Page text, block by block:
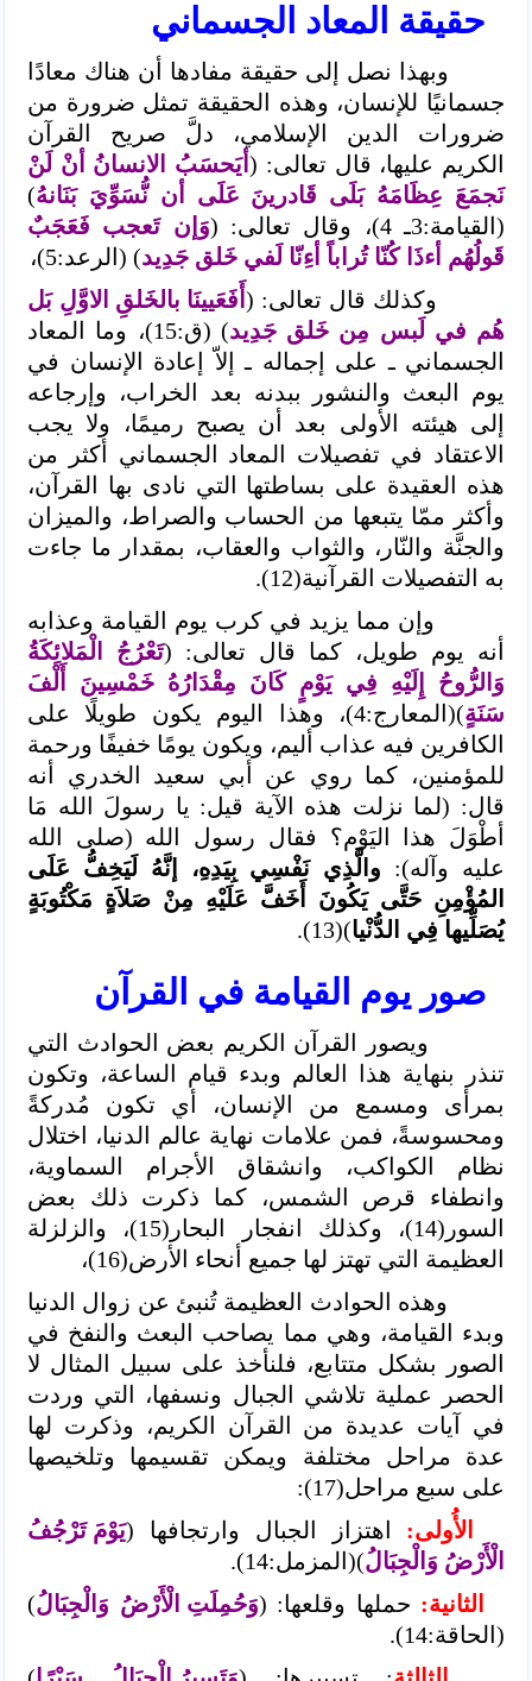
حقيقة المعاد الجسماني
وبهذا نصل إلى حقيقة مفادها أن هناك معادًا
جسمانيًا للإنسان، وهذه الحقيقة تمثل ضرورة من
ضرورات الدين الإسلامي، دلَّ صريح القرآن
الكريم عليها، قال تعالى: (أيَحسَبُ الانسانُ أنْ لَنْ
نَجمَعَ عِظَامَهُ بَلَى قَادرينَ عَلَى أن نُّسَوِّيَ بَنَانهُ)
(القيامة:3ـ 4)، وقال تعالى: (
وَإن تَعجب فَعَجَبٌ
قَولُهُم أءذَا كُنّا تُراباً أءِنّا لَفي خَلق جَدِيد) (الرعد:5)،
وكذلك قال تعالى: (أَفَعَيينَا بالخَلقِ الاوَّلِ بَل
هُم في لَبس مِن خَلق جَدِيد
) (ق:15)، وما المعاد
الجسماني ـ على إجماله ـ إلاّ إعادة الإنسان في
يوم البعث والنشور ببدنه بعد الخراب، وإرجاعه
إلى هيئته الأولى بعد أن يصبح رميمًا، ولا يجب
الاعتقاد في تفصيلات المعاد الجسماني أكثر من
هذه العقيدة على بساطتها التي نادى بها القرآن،
وأكثر ممّا يتبعها من الحساب والصراط، والميزان
والجنَّة والنّار، والثواب والعقاب، بمقدار ما جاءت
به التفصيلات القرآنية(12).
وإن مما يزيد في كرب يوم القيامة وعذابه
أنه يوم طويل، كما قال تعالى: (تَعْرُجُ الْمَلائِكَةُ
وَالرُّوحُ إِلَيْهِ فِي يَوْمٍ كَانَ مِقْدَارُهُ خَمْسِينَ أَلْفَ
سَنَةٍ
)(المعارج:4)، وهذا اليوم يكون طويلًا على
الكافرين فيه عذاب أليم، ويكون يومًا خفيفًا ورحمة
للمؤمنين، كما روي عن أبي سعيد الخدري أنه
قال: (لما نزلت هذه الآية قيل: يا رسولَ الله مَا
أطْوَلَ هذا اليَوْم؟ فقال رسول الله (صلى الله
عليه وآله): والَّذِي نَفْسِي بِيَدِهِ، إنَّهُ لَيَخِفُّ عَلَى
المُؤْمِنِ حَتَّى يَكُونَ أَخَفَّ عَلَيْهِ مِنْ صَلاَةٍ مَكْتُوبَةٍ
يُصَلِّيها فِي الدُّنْيا)(13).
صور يوم القيامة في القرآن
ويصور القرآن الكريم بعض الحوادث التي
تنذر بنهاية هذا العالم وبدء قيام الساعة، وتكون
بمرأى ومسمع من الإنسان، أي تكون مُدركةً
ومحسوسةً، فمن علامات نهاية عالم الدنيا، اختلال
نظام الكواكب، وانشقاق الأجرام السماوية،
وانطفاء قرص الشمس، كما ذكرت ذلك بعض
السور(14)، وكذلك انفجار البحار(15)، والزلزلة
العظيمة التي تهتز لها جميع أنحاء الأرض(16)،
وهذه الحوادث العظيمة تُنبئ عن زوال الدنيا
وبدء القيامة، وهي مما يصاحب البعث والنفخ في
الصور بشكل متتابع، فلنأخذ على سبيل المثال لا
الحصر عملية تلاشي الجبال ونسفها، التي وردت
في آيات عديدة من القرآن الكريم، وذكرت لها
عدة مراحل مختلفة ويمكن تقسيمها وتلخيصها
على سبع مراحل(17):
الأُولى: اهتزاز الجبال وارتجافها (يَوْمَ تَرْجُفُ
الْأَرْضُ وَالْجِبَالُ)(المزمل:14).
الثانية: حملها وقلعها: (وَحُمِلَتِ الْأَرْضُ وَالْجِبَالُ)
(الحاقة:14).